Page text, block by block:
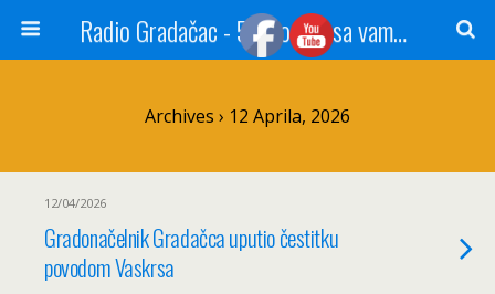
Radio Gradačac - 56 godina sa vama...
Archives › 12 Aprila, 2026
12/04/2026
Gradonačelnik Gradačca uputio čestitku
povodom Vaskrsa